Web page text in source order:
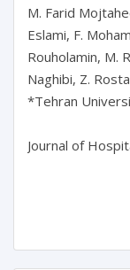
M. Farid
Eslami, F.
Rouholamin, M.
Naghibi, Z.
*Tehran
Journal of